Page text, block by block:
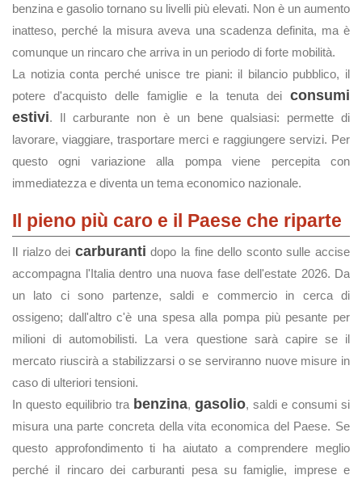
benzina e gasolio tornano su livelli più elevati. Non è un aumento
inatteso, perché la misura aveva una scadenza definita, ma è
comunque un rincaro che arriva in un periodo di forte mobilità.
La notizia conta perché unisce tre piani: il bilancio pubblico, il
potere d'acquisto delle famiglie e la tenuta dei consumi
estivi. Il carburante non è un bene qualsiasi: permette di
lavorare, viaggiare, trasportare merci e raggiungere servizi. Per
questo ogni variazione alla pompa viene percepita con
immediatezza e diventa un tema economico nazionale.
Il pieno più caro e il Paese che riparte
Il rialzo dei carburanti dopo la fine dello sconto sulle accise
accompagna l'Italia dentro una nuova fase dell'estate 2026. Da
un lato ci sono partenze, saldi e commercio in cerca di
ossigeno; dall'altro c'è una spesa alla pompa più pesante per
milioni di automobilisti. La vera questione sarà capire se il
mercato riuscirà a stabilizzarsi o se serviranno nuove misure in
caso di ulteriori tensioni.
In questo equilibrio tra benzina, gasolio, saldi e consumi si
misura una parte concreta della vita economica del Paese. Se
questo approfondimento ti ha aiutato a comprendere meglio
perché il rincaro dei carburanti pesa su famiglie, imprese e